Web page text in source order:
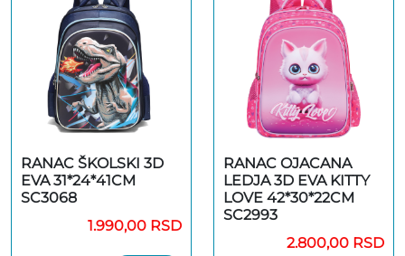
RANAC ŠKOLSKI 3D
EVA 31*24*41CM
SC3068
1.990,00 RSD
RANAC OJACANA
LEDJA 3D EVA KITTY
LOVE 42*30*22CM
SC2993
2.800,00 RSD